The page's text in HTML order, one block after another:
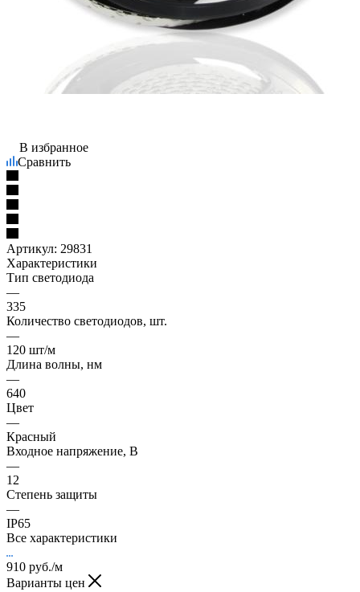
В избранное
Сравнить
Артикул: 29831
Характеристики
Тип светодиода
—
335
Количество светодиодов, шт.
—
120 шт/м
Длина волны, нм
—
640
Цвет
—
Красный
Входное напряжение, В
—
12
Степень защиты
—
IP65
Все характеристики
910 руб./м
Варианты цен